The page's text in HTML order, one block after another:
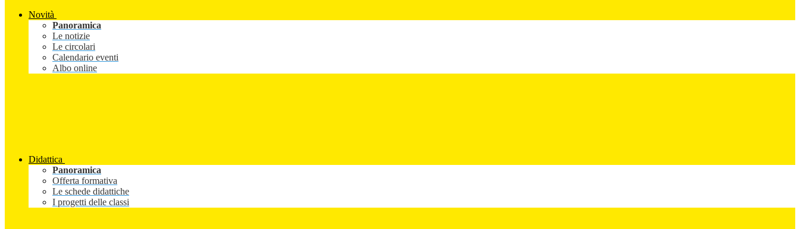
Novità
Panoramica
Le notizie
Le circolari
Calendario eventi
Albo online
Didattica
Panoramica
Offerta formativa
Le schede didattiche
I progetti delle classi